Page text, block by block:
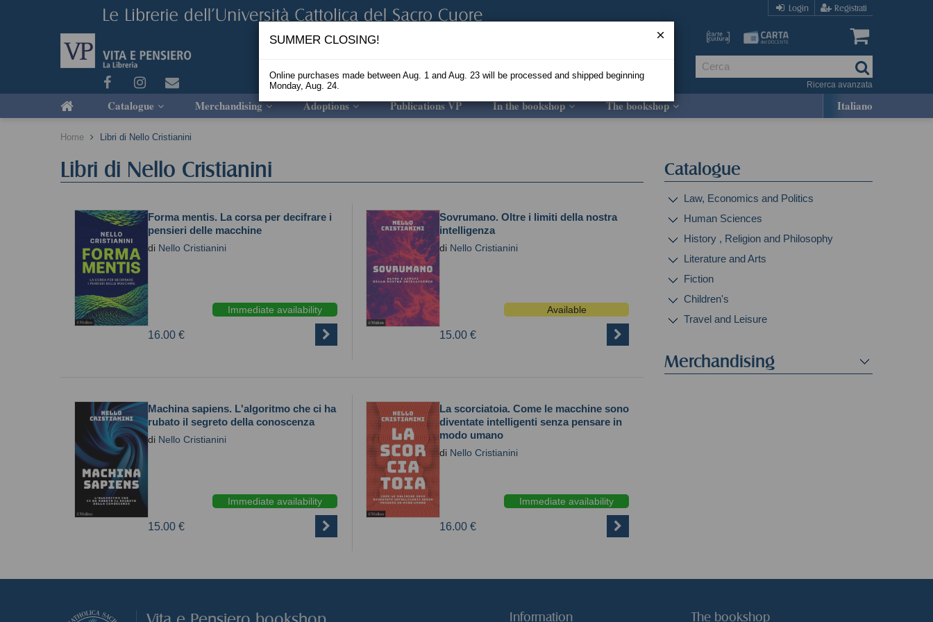
Login Registrati
Ricerca avanzata
Catalogue Merchandising Adoptions Publications VP In the bookshop The bookshop Italiano
Home Libri di Nello Cristianini
Libri di Nello Cristianini
Forma mentis. La corsa per decifrare i
pensieri delle macchine
di Nello Cristianini
Immediate availability
16.00 €
Sovrumano. Oltre i limiti della nostra
intelligenza
di Nello Cristianini
Available
15.00 €
Machina sapiens. L'algoritmo che ci ha
rubato il segreto della conoscenza
di Nello Cristianini
Immediate availability
15.00 €
La scorciatoia. Come le macchine sono
diventate intelligenti senza pensare in
modo umano
di Nello Cristianini
Immediate availability
16.00 €
Catalogue
Law, Economics and Politics
Human Sciences
History , Religion and Philosophy
Literature and Arts
Fiction
Children's
Travel and Leisure
Merchandising
Information The bookshop
SUMMER CLOSING!
Online purchases made between Aug. 1 and Aug. 23 will be processed and shipped beginning
Monday, Aug. 24.